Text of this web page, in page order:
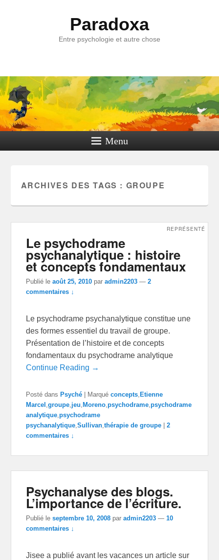
Paradoxa
Entre psychologie et autre chose
Menu
ARCHIVES DES TAGS : GROUPE
Le psychodrame
psychanalytique : histoire
et concepts fondamentaux
REPRÉSENTÉ
Publié leaoût 25, 2010 paradmin2203 —2
commentaires ↓
Le psychodrame psychanalytique constitue une
des formes essentiel du travail de groupe.
Présentation de l’histoire et de concepts
fondamentaux du psychodrame analytique
Continue Reading →
Posté dans Psyché Marqué concepts Etienne
Marcel ,groupe jeu Moreno ,psychodrame ,psychodrame
analytique ,psychodrame
psychanalytique ,Sullivan ,thérapie de groupe |2
commentaires ↓
Psychanalyse des blogs.
L’importance de l’écriture.
Publié leseptembre 10, 2008 paradmin2203 —10
commentaires ↓
Jisee a publié avant les vacances un article sur